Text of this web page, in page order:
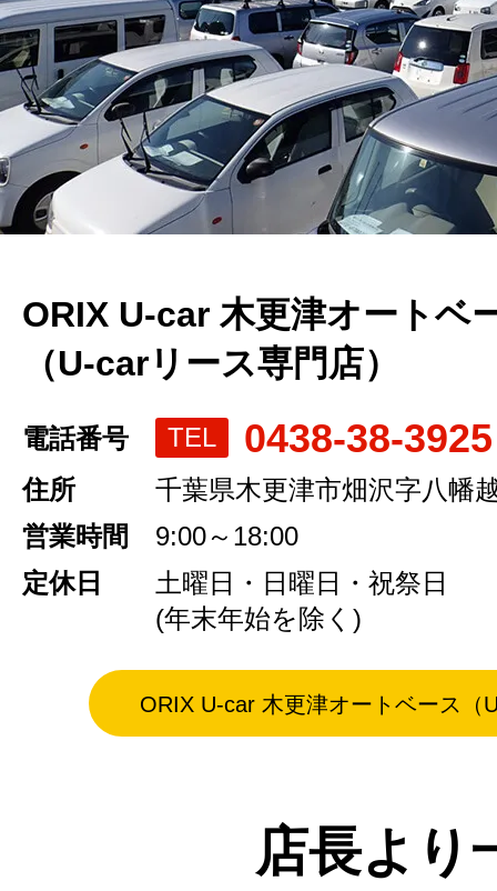
ORIX U-car 木更津オートベ
（U-carリース専門店）
電話番号 TEL 0438-38-3925
住所
千葉県木更津市畑沢字八幡
営業時間
9:00～18:00
定休日
土曜日・日曜日・祝祭日
(年末年始を除く)
ORIX U-car 木更津オートベース（
店長より